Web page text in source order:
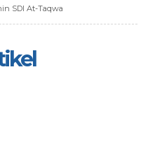
SDI At-Taqwa